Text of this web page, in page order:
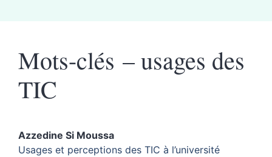
Mots-clés – usages des
TIC
Azzedine Si Moussa
Usages et perceptions des TIC à l’université